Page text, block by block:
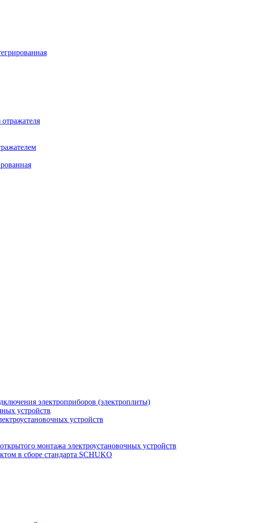
электроприборов (электроплиты)
устройств
устройств
монтажа электроустановочных устройств
в сборе стандарта SCHUKO